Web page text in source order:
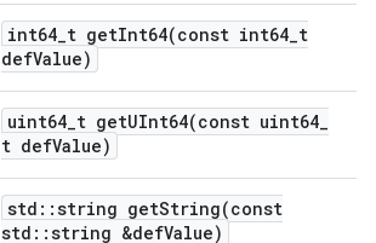
int64_t getInt64(const int64_t
defValue)
uint64_t getUInt64(const uint64_
t defValue)
std ::string getString(const
std ::string &defValue)